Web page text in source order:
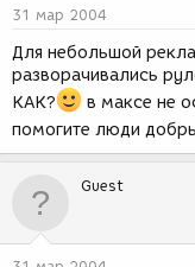
м
д
н
и
я
31 мар 2004
Для небольшой
разворачивались
КАК?
в максе не
помогите люди
Guest